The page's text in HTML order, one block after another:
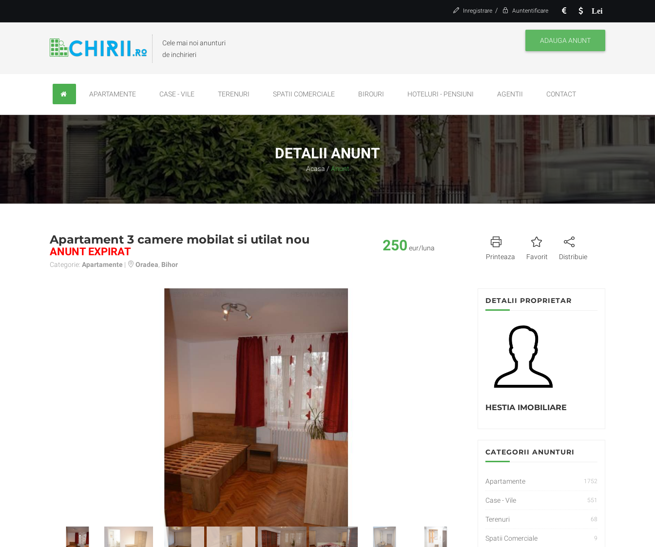
Lei
Inregistrare / Auntentificare
Cele mai noi anunturi
de inchirieri
ADAUGA ANUNT
APARTAMENTE CASE - VILE TERENURI SPATII COMERCIALE BIROURI HOTELURI - PENSIUNI AGENTII CONTACT
DETALII ANUNT
Acasa / Anunt
Apartament 3 camere mobilat si utilat nou
ANUNT EXPIRAT
Categorie: Apartamente | Oradea Bihor
250 eur/luna
Printeaza
Favorit Distribuie
DETALII PROPRIETAR
HESTIA IMOBILIARE
CATEGORII ANUNTURI
Apartamente 1752
Case - Vile 551
Terenuri 68
Spatii Comerciale 9